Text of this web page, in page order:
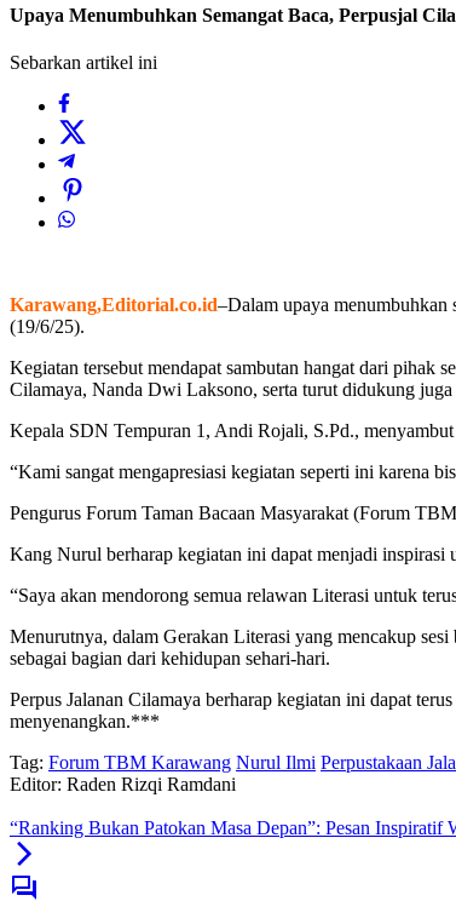
Upaya Menumbuhkan Semangat Baca, Perpusjal
Sebarkan artikel ini
Karawang,Editorial.co.id–Dalam upaya menumbuhkan
(19/6/25).
Kegiatan tersebut mendapat sambutan hangat dari pihak
Cilamaya, Nanda Dwi Laksono, serta turut didukung
Kepala SDN Tempuran 1, Andi Rojali, S.Pd.,
“Kami sangat mengapresiasi kegiatan seperti ini karena
Pengurus Forum Taman Bacaan Masyarakat (Forum
Kang Nurul berharap kegiatan ini dapat menjadi inspirasi
“Saya akan mendorong semua relawan Literasi untuk
Menurutnya, dalam Gerakan Literasi yang mencakup
sebagai bagian dari kehidupan sehari-hari.
Perpus Jalanan Cilamaya berharap kegiatan ini dapat
menyenangkan.***
Tag: Forum TBM Karawang Nurul Ilmi Perpustakaan
Editor: Raden Rizqi Ramdani
“Ranking Bukan Patokan Masa Depan”: Pesan